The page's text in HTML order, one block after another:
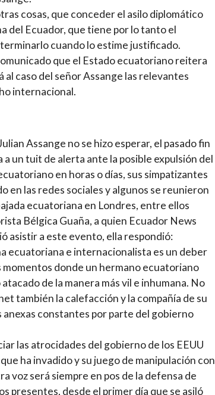
cosas, que conceder el asilo diplomático
del Ecuador, que tiene por lo tanto el
cuando lo estime justificado.
que el Estado ecuatoriano reitera
al caso del señor Assange las relevantes
internacional.
Assange no se hizo esperar, el pasado fin
a un tuit de alerta ante la posible expulsión del
en horas o días, sus simpatizantes
en las redes sociales y algunos se reunieron
ecuatoriana en Londres, entre ellos
Bélgica Guaña, a quien Ecuador News
asistir a este evento, ella respondió:
ecuatoriana e internacionalista es un deber
donde un hermano ecuatoriano
de la manera más vil e inhumana. No
también la calefacción y la compañía de su
anexas constantes por parte del gobierno
las atrocidades del gobierno de los EEUU
ha invadido y su juego de manipulación con
voz será siempre en pos de la defensa de
presentes, desde el primer día que se asiló